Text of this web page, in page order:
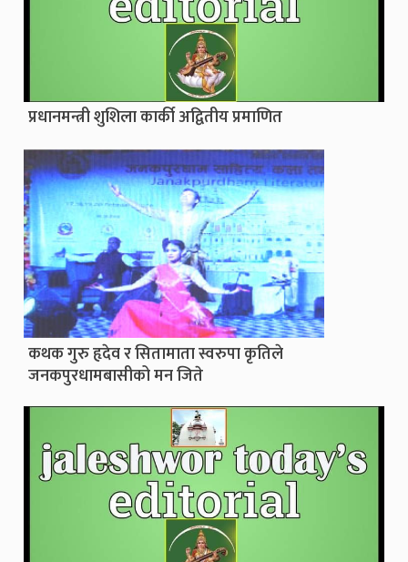
प्रधानमन्त्री शुशिला कार्की अद्वितीय प्रमाणित
कथक गुरु हृदेव र सितामाता स्वरुपा कृतिले
जनकपुरधामबासीको मन जिते